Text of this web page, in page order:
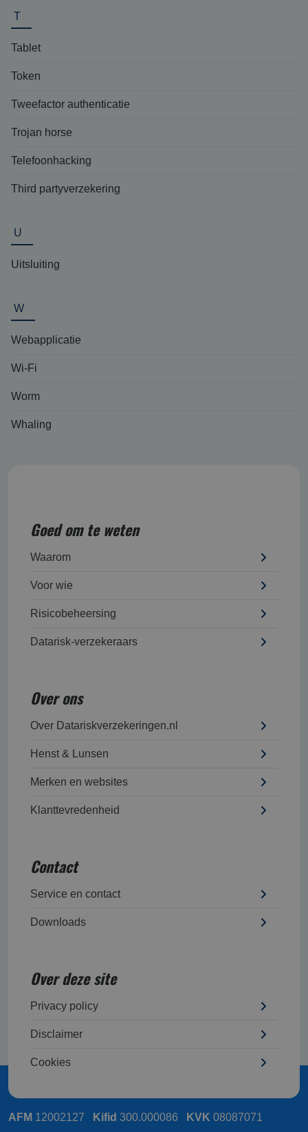
T
Tablet
Token
Tweefactor authenticatie
Trojan horse
Telefoonhacking
Third partyverzekering
U
Uitsluiting
W
Webapplicatie
Wi-Fi
Worm
Whaling
Goed om te weten
Waarom
Voor wie
Risicobeheersing
Datarisk-verzekeraars
Over ons
Over Datariskverzekeringen.nl
Henst & Lunsen
Merken en websites
Klanttevredenheid
Contact
Service en contact
Downloads
Over deze site
Privacy policy
Disclaimer
Cookies
AFM 12002127 Kifid 300.000086 KVK 08087071